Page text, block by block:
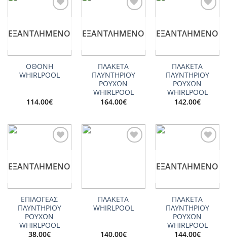
ΕΞΑΝΤΛΗΜΈΝΟ
ΟΘΟΝΗ
WHIRLPOOL
114.00€
ΕΞΑΝΤΛΗΜΈΝΟ
ΠΛΑΚΕΤΑ
ΠΛΥΝΤΗΡΙΟΥ
ΡΟΥΧΩΝ
WHIRLPOOL
164.00€
ΕΞΑΝΤΛΗΜΈΝΟ
ΠΛΑΚΕΤΑ
ΠΛΥΝΤΗΡΙΟΥ
ΡΟΥΧΩΝ
WHIRLPOOL
142.00€
ΕΞΑΝΤΛΗΜΈΝΟ
ΕΠΙΛΟΓΕΑΣ
ΠΛΥΝΤΗΡΙΟΥ
ΡΟΥΧΩΝ
WHIRLPOOL
38.00€
ΠΛΑΚΕΤΑ
WHIRLPOOL
140.00€
ΕΞΑΝΤΛΗΜΈΝΟ
ΠΛΑΚΕΤΑ
ΠΛΥΝΤΗΡΙΟΥ
ΡΟΥΧΩΝ
WHIRLPOOL
144.00€